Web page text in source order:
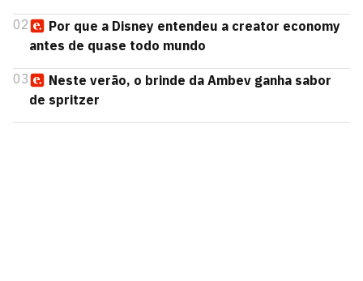
02
Por que a Disney entendeu a creator economy
antes de quase todo mundo
03
Neste verão, o brinde da Ambev ganha sabor
de spritzer